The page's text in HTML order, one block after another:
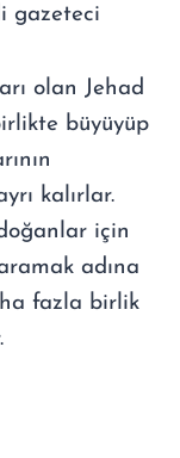
gazeteci
olan Jehad
büyüyüp
kalırlar.
için
adına
fazla birlik